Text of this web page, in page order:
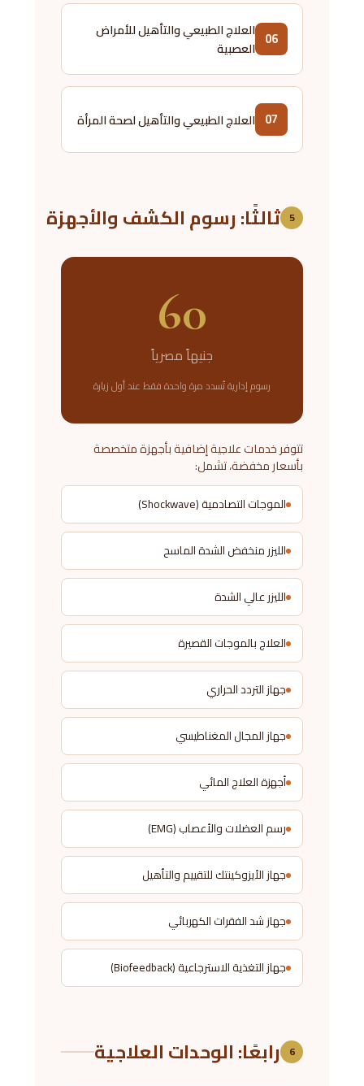
06 العلاج الطبيعي والتأهيل للأمراض
العصبية
07 العلاج الطبيعي والتأهيل لصحة المرأة
5 ثالثًا: رسوم الكشف والأجهزة
60
جنيهاً مصرياً
رسوم إدارية تُسدد مرة واحدة فقط عند أول زيارة
تتوفر خدمات علاجية إضافية بأجهزة متخصصة
بأسعار مخفضة، تشمل:
الموجات التصادمية (Shockwave)
الليزر منخفض الشدة الماسح
الليزر عالي الشدة
العلاج بالموجات القصيرة
جهاز التردد الحراري
جهاز المجال المغناطيسي
أجهزة العلاج المائي
رسم العضلات والأعصاب (EMG)
جهاز الأيزوكينتك للتقييم والتأهيل
جهاز شد الفقرات الكهربائي
جهاز التغذية الاسترجاعية (Biofeedback)
6 رابعًا: الوحدات العلاجية